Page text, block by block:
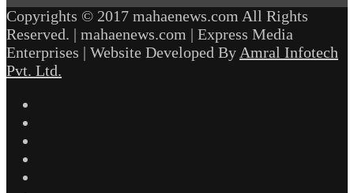
Copyrights © 2017 mahaenews.com All Rights
Reserved. | mahaenews.com | Express Media
Enterprises | Website Developed By Amral Infotech
Pvt. Ltd.